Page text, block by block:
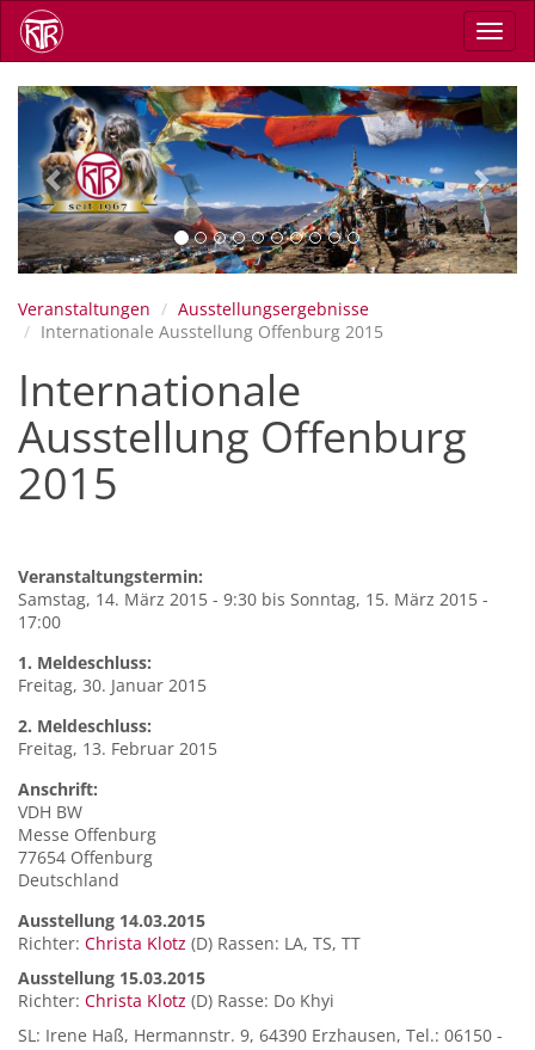
Direkt
zum
Inhalt
Previous Next
Veranstaltungen
Ausstellungsergebnisse
Internationale Ausstellung Offenburg 2015
Internationale
Ausstellung Offenburg
2015
Veranstaltungstermin:
Samstag, 14. März 2015 - 9:30 bis Sonntag, 15. März 2015 -
17:00
1. Meldeschluss:
Freitag, 30. Januar 2015
2. Meldeschluss:
Freitag, 13. Februar 2015
Anschrift:
VDH BW
Messe Offenburg
77654 Offenburg
Deutschland
Ausstellung 14.03.2015
Richter: Christa Klotz (D) Rassen: LA, TS, TT
Ausstellung 15.03.2015
Richter: Christa Klotz (D) Rasse: Do Khyi
SL: Irene Haß, Hermannstr. 9, 64390 Erzhausen, Tel.: 06150 -